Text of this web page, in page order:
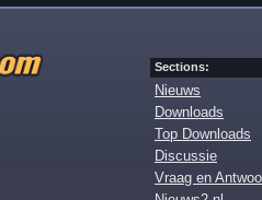
Sections:
Nieuws
Downloads
Top Downloads
Discussie
Vraag en